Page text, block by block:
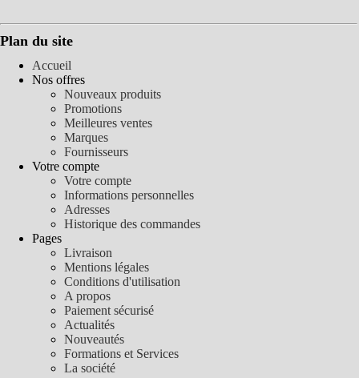
Plan du site
Accueil
Nos offres
Nouveaux produits
Promotions
Meilleures ventes
Marques
Fournisseurs
Votre compte
Votre compte
Informations personnelles
Adresses
Historique des commandes
Pages
Livraison
Mentions légales
Conditions d'utilisation
A propos
Paiement sécurisé
Actualités
Nouveautés
Formations et Services
La société